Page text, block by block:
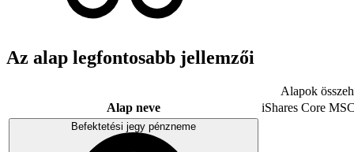
Az alap legfontosabb jellemzői
Alapok
Alap neve
iShares Core
Befektetési jegy pénzneme